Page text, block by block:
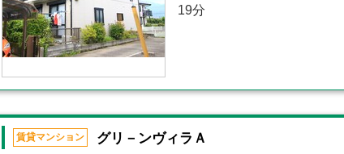
19分
賃貸マンション グリ－ンヴィラＡ